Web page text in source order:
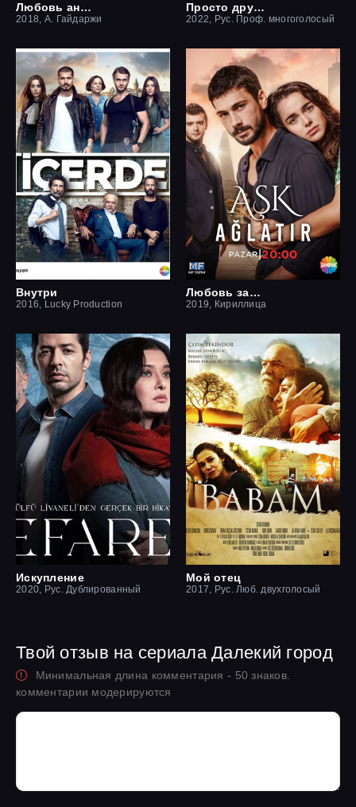
Любовь ангелов
2018, А. Гайдаржи
Просто друзья
2022, Рус. Проф. многоголосый
Внутри
2016, Lucky Production
Любовь заставит плакать
2019, Кириллица
Искупление
2020, Рус. Дублированный
Мой отец
2017, Рус. Люб. двухголосый
Твой отзыв на сериала Далекий город
Минимальная длина комментария - 50 знаков.
комментарии модерируются